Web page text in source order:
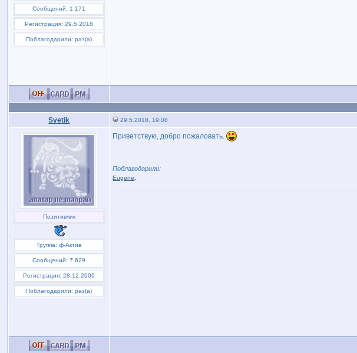
Сообщений: 1 171
Регистрация: 29.5.2018
Поблагодарили: раз(а)
Svetik 29.5.2018, 19:08
Позитивчик
Группа: ф-Актив
Сообщений: 7 629
Регистрация: 28.12.2006
Поблагодарили: раз(а)
Приветствую, добро пожаловать.
Поблагодарили:
Eugene